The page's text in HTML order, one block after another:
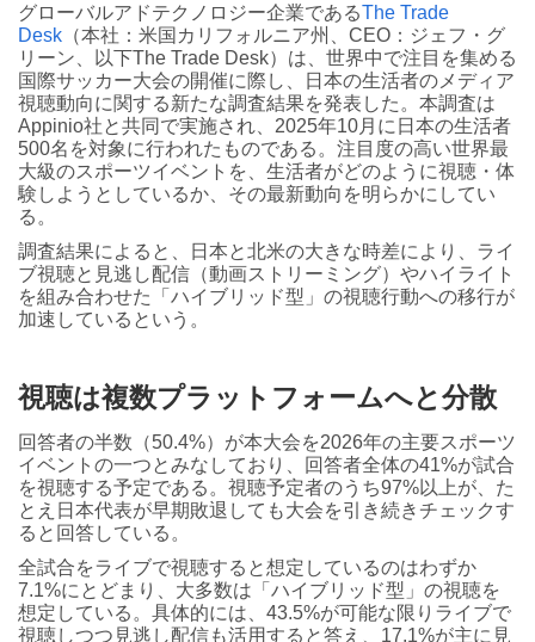
グローバルアドテクノロジー企業であるThe Trade
Desk （本社：米国カリフォルニア州、CEO：ジェフ・グ
リーン、以下The Trade Desk）は、世界中で注目を集める
国際サッカー大会の開催に際し、日本の生活者のメディア
視聴動向に関する新たな調査結果を発表した。本調査は
Appinio社と共同で実施され、2025年10月に日本の生活者
500名を対象に行われたものである。注目度の高い世界最
大級のスポーツイベントを、生活者がどのように視聴・体
験しようとしているか、その最新動向を明らかにしてい
る。
調査結果によると、日本と北米の大きな時差により、ライ
ブ視聴と見逃し配信（動画ストリーミング）やハイライト
を組み合わせた「ハイブリッド型」の視聴行動への移行が
加速しているという。
視聴は複数プラットフォームへと分散
回答者の半数（50.4%）が本大会を2026年の主要スポーツ
イベントの一つとみなしており、回答者全体の41%が試合
を視聴する予定である。視聴予定者のうち97%以上が、た
とえ日本代表が早期敗退しても大会を引き続きチェックす
ると回答している。
全試合をライブで視聴すると想定しているのはわずか
7.1%にとどまり、大多数は「ハイブリッド型」の視聴を
想定している。具体的には、43.5%が可能な限りライブで
視聴しつつ見逃し配信も活用すると答え、17.1%が主に見